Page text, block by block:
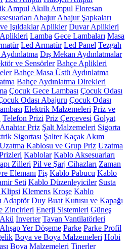
Ampul Akıllı Ampul Floresan
Abajur Abajur Şapkaları
Işıldaklar Aplikler Duvar Aplikleri
Lamba Gece Lambaları Masa
Led Armatür Led Panel Tezgah
Dış Mekan Aydınlatmalar
ve Sensörler Bahçe Aplikleri
Bahçe Masa Üstü Aydınlatma
Bahçe Aydınlatma Direkleri
Çocuk Gece Lambası Çocuk Odası
Odası Abajuru Çocuk Odası
Elektrik Malzemeleri Priz ve
Telefon Prizi Priz Çerçevesi Golyat
Anahtar Priz Şalt Malzemeleri Sigorta
Sigortası Şalter Kaçak Akım
Uzatma Kablosu ve Grup Priz Uzatma
Kablolar Kablo Aksesuarları
Zilleri Pil ve Şarj Cihazları Zaman
Elemanı Fiş Kablo Pabucu Kablo
Seti Kablo Düzenleyiciler Susta
Klemens Kroşe Kablo
Adaptör Duy Buat Kutusu ve Kapağı
Zincirleri Enerji Sistemleri Güneş
İnverter Tavan Vantilatörleri
Ahşap Yer Döşeme Parke Parke Profil
Boya ve Boya Malzemeleri Hobi
Boya Malzemeleri Tinerler